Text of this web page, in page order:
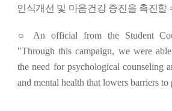
인식개선 및 마음건강 증진을 촉진할
○ An official from the Student
"Through this campaign, we were
the need for psychological counseling
and mental health that lowers barriers